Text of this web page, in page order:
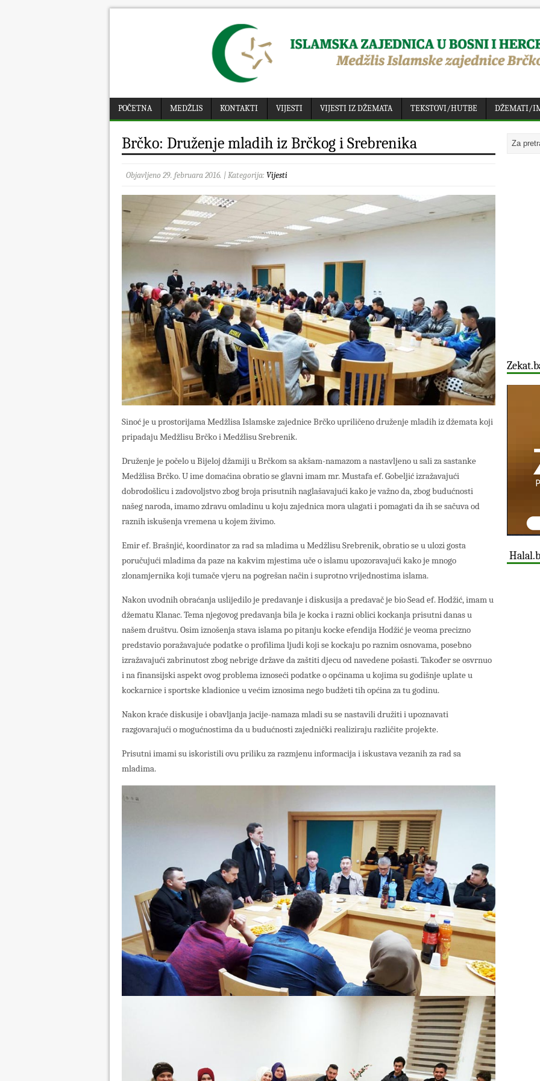
POČETNA MEDŽLIS KONTAKTI VIJESTI VIJESTI IZ DŽEMATA TEKSTOVI/HUTBE DŽEMATI/
Brčko: Druženje mladih iz Brčkog i Srebrenika
Objavljeno 29. februara 2016. | Kategorija: Vijesti
Sinoć je u prostorijama Medžlisa Islamske zajednice Brčko upriličeno druženje mladih iz džemata koji
pripadaju Medžlisu Brčko i Medžlisu Srebrenik.
Druženje je počelo u Bijeloj džamiji u Brčkom sa akšam-namazom a nastavljeno u sali za sastanke
Medžlisa Brčko. U ime domaćina obratio se glavni imam mr. Mustafa ef. Gobeljić izražavajući
dobrodošlicu i zadovoljstvo zbog broja prisutnih naglašavajući kako je važno da, zbog budućnosti
našeg naroda, imamo zdravu omladinu u koju zajednica mora ulagati i pomagati da ih se sačuva od
raznih iskušenja vremena u kojem živimo.
Emir ef. Brašnjić, koordinator za rad sa mladima u Medžlisu Srebrenik, obratio se u ulozi gosta
poručujući mladima da paze na kakvim mjestima uče o islamu upozoravajući kako je mnogo
zlonamjernika koji tumače vjeru na pogrešan način i suprotno vrijednostima islama.
Nakon uvodnih obraćanja uslijedilo je predavanje i diskusija a predavač je bio Sead ef. Hodžić, imam u
džematu Klanac. Tema njegovog predavanja bila je kocka i razni oblici kockanja prisutni danas u
našem društvu. Osim iznošenja stava islama po pitanju kocke efendija Hodžić je veoma precizno
predstavio poražavajuće podatke o profilima ljudi koji se kockaju po raznim osnovama, posebno
izražavajući zabrinutost zbog nebrige države da zaštiti djecu od navedene pošasti. Također se osvrnuo
i na finansijski aspekt ovog problema iznoseći podatke o općinama u kojima su godišnje uplate u
kockarnice i sportske kladionice u većim iznosima nego budžeti tih općina za tu godinu.
Nakon kraće diskusije i obavljanja jacije-namaza mladi su se nastavili družiti i upoznavati
razgovarajući o mogućnostima da u budućnosti zajednički realiziraju različite projekte.
Prisutni imami su iskoristili ovu priliku za razmjenu informacija i iskustava vezanih za rad sa
mladima.